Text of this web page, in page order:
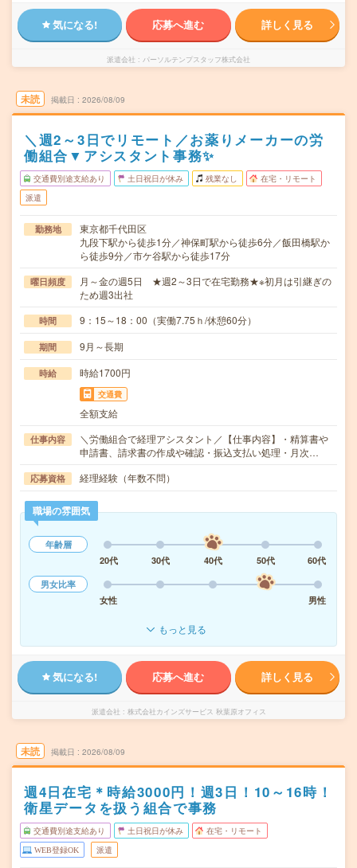
気になる! 応募へ進む 詳しく見る
派遣会社 パーソルテンプスタッフ株式会社
未読 掲載日 2026/08/09
＼週2～3日でリモート／お薬りメーカーの労
働組合▼アシスタント事務✨
交通費別途支給あり 土日祝日が休み 残業なし 在宅・リモート
派遣
勤務地
東京都千代田区
九段下駅から徒歩1分／神保町駅から徒歩6分／飯田橋駅か
ら徒歩9分／市ケ谷駅から徒歩17分
曜日頻度
月～金の週5日 ★週2～3日で在宅勤務★※初月は引継ぎの
ため週3出社
時間 9：15～18：00（実働7.75ｈ/休憩60分）
期間 9月～長期
時給 時給1700円
交通費
全額支給
仕事内容
＼労働組合で経理アシスタント／【仕事内容】・精算書や
申請書、請求書の作成や確認・振込支払い処理・月次…
応募資格 経理経験（年数不問）
職場の雰囲気
年齢層
20代
30代 40代 50代
60代
男女比率
女性
男性
もっと見る
気になる! 応募へ進む 詳しく見る
派遣会社 株式会社カインズサービス 秋葉原オフィス
未読 掲載日 2026/08/09
週4日在宅＊時給3000円！週3日！10～16時！
衛星データを扱う組合で事務
交通費別途支給あり 土日祝日が休み 在宅・リモート
WEB登録OK 派遣